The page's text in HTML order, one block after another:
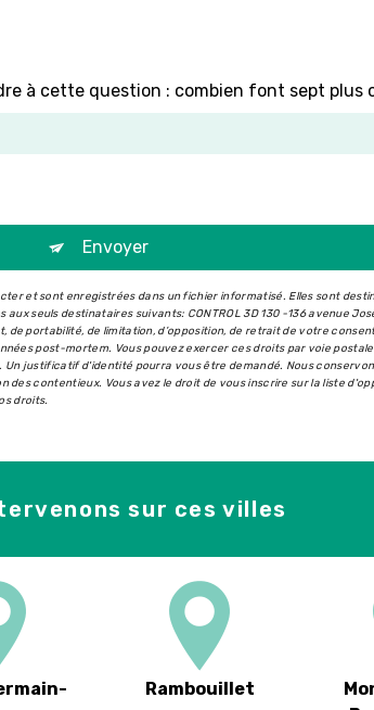
à cette question : combien font sept plus
Envoyer
et sont enregistrées dans un fichier informatisé. Elles sont
seuls destinataires suivants: CONTROL 3D 130 -136 avenue
portabilité, de limitation, d’opposition, de retrait de votre
post-mortem. Vous pouvez exercer ces droits par voie
justificatif d'identité pourra vous être demandé. Nous
contentieux. Vous avez le droit de vous inscrire sur la liste
droits.
sur ces villes
Rambouillet